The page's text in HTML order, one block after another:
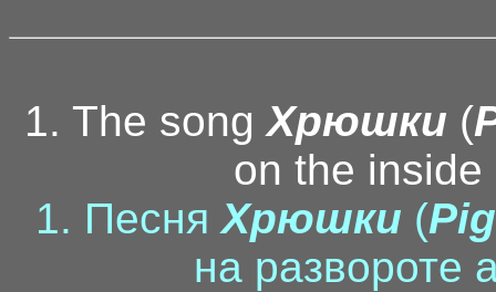
1. The songХрюшки (
on the
1. ПесняХрюшки (
на развороте